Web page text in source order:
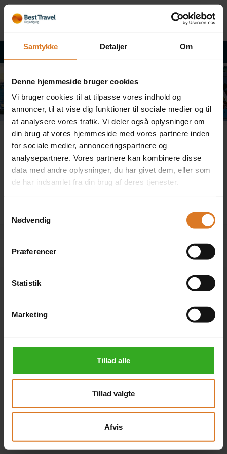
Samtykke Detaljer Om
Denne hjemmeside bruger cookies
Vi bruger cookies til at tilpasse vores indhold og
annoncer, til at vise dig funktioner til sociale medier og til
at analysere vores trafik. Vi deler også oplysninger om
din brug af vores hjemmeside med vores partnere inden
for sociale medier, annonceringspartnere og
analysepartnere. Vores partnere kan kombinere disse
data med andre oplysninger, du har givet dem, eller som
de har indsamlet fra din brug af deres tjenester.
Nødvendig
Præferencer
Statistik
Marketing
Tillad alle
Tillad valgte
Afvis
Tilbage til rejsebeskrivelsen
Fejl